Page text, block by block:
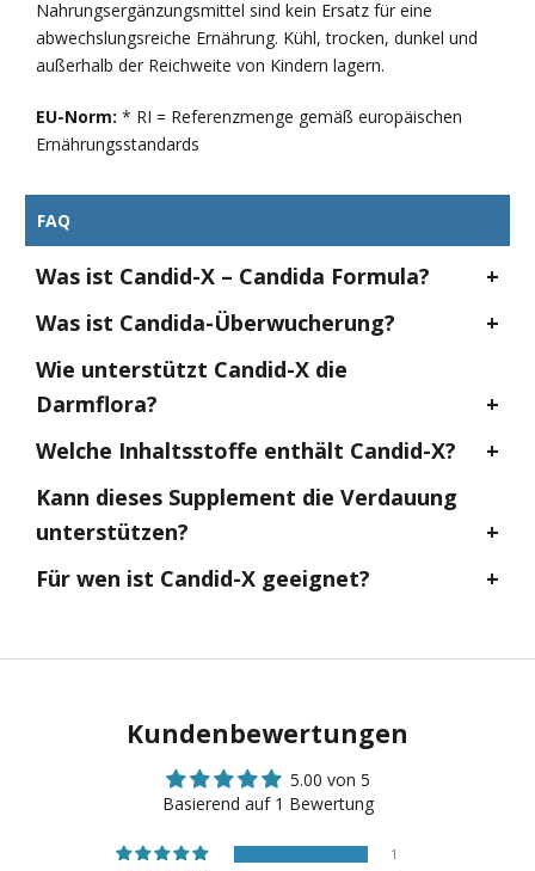
Nahrungsergänzungsmittel sind kein Ersatz für eine
abwechslungsreiche Ernährung. Kühl, trocken, dunkel und
außerhalb der Reichweite von Kindern lagern.
EU-Norm: * RI = Referenzmenge gemäß europäischen
Ernährungsstandards
FAQ
Was ist Candid-X – Candida Formula?
Was ist Candida-Überwucherung?
Wie unterstützt Candid-X die
Darmflora?
Welche Inhaltsstoffe enthält Candid-X?
Kann dieses Supplement die Verdauung
unterstützen?
Für wen ist Candid-X geeignet?
Kundenbewertungen
5.00 von 5
Basierend auf 1 Bewertung
1